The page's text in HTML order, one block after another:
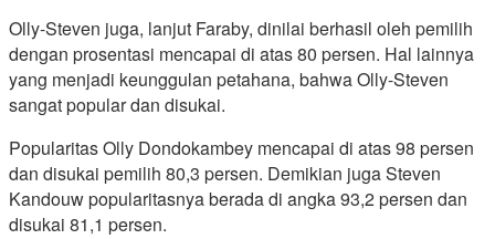
Olly-Steven juga, lanjut Faraby, dinilai berhasil oleh pemilih
dengan prosentasi mencapai di atas 80 persen. Hal lainnya
yang menjadi keunggulan petahana, bahwa Olly-Steven
sangat popular dan disukai.
Popularitas Olly Dondokambey mencapai di atas 98 persen
dan disukai pemilih 80,3 persen. Demikian juga Steven
Kandouw popularitasnya berada di angka 93,2 persen dan
disukai 81,1 persen.